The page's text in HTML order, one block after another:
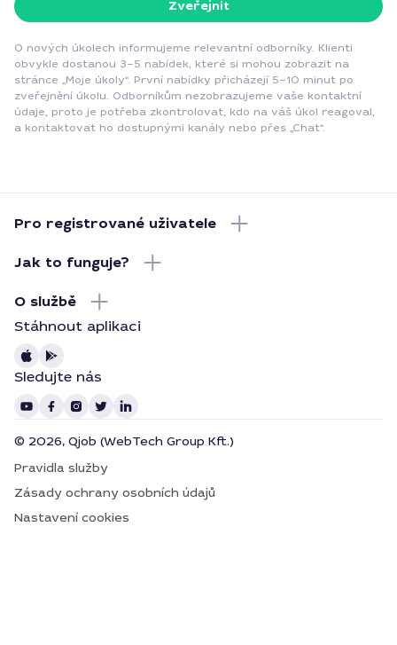
Zveřejnit
O nových úkolech informujeme relevantní odborníky. Klienti
obvykle dostanou 3–5 nabídek, které si mohou zobrazit na
stránce „Moje úkoly“. První nabídky přicházejí 5–10 minut po
zveřejnění úkolu. Odborníkům nezobrazujeme vaše kontaktní
údaje, proto je potřeba zkontrolovat, kdo na váš úkol reagoval,
a kontaktovat ho dostupnými kanály nebo přes „Chat“.
Pro registrované uživatele
Jak to funguje?
O službě
Stáhnout aplikaci
Sledujte nás
© 2026, Qjob (WebTech Group Kft.)
Pravidla služby
Zásady ochrany osobních údajů
Nastavení cookies